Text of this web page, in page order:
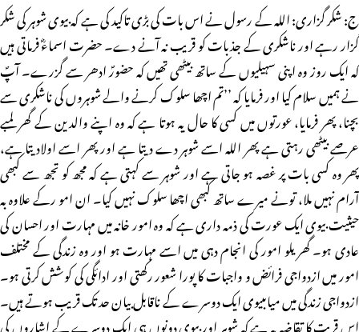
ج: شکر گزاری: اللہ کے رسول نے اس بات کی بڑی تاکید کی ہے کہ بیوی شوہر کی شکر
گزار رہے اور ناشکری کے جذبات کو قریب نہ آنے دے۔ حضرت اسماءؓ فرماتی ہیں
کہ ایک روز وہ اپنی سہیلیوں کے ساتھ بیٹھی تھیں کہ حضورؐ ادھر سے گزرے۔ آپؐ
نے ہمیں سلام کیا اور فرمایا کہ ’’تم اچھا سلوک کرنے والے شوہروں کی ناشکری سے
بچنا، پھر فرمایا، عورتوں میں کسی کا حال یہ ہوتا ہے کہ وہ اپنے والدین کے گھر لمبے
عرصے بیٹھی رہتی ہے پھر اللہ اسے شوہر دے دیتا ہے اور پھر اسے اولاد یتا ہے،
پھر وہ کسی بات پر غصہ ہو جاتی ہے اور شوہر سے کہتی ہے کہ مجھ کو تجھ سے کبھی
آرام نہیں ملا، تونے میرے ساتھ کبھی اچھا سلوک نہیں کیا۔ ان امو رکے علاوہ بہ
حیثیت بیوی ایک عورت کی ذمہ داری ہے کہ وہ امور خانہ میں مہارت اور احسان کی
عادی ہو۔ گھریلو امور کی انجام دہی میں اسے مہارت ہو اور وہ زندگی کے مختلف
امور میں ازدواجی فرائض و واجبات کا پورا شعور رکھتی اور ادائگی کی کوشش کرتی ہو۔
ازدواجی زندگی میں میاںبیوی ایک دوسرے کے ناقابل بیان حد تک قریب ہوتے ہیں۔
اس قربت کا تقاضہ یہ ہے کہ شوہر اور بیوی دونوں ہی ایک دوسرے کے اشاروں کی